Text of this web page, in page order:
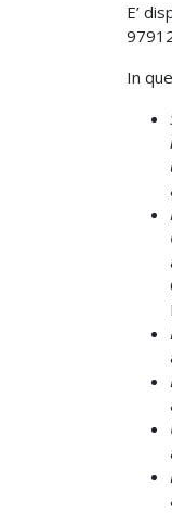
E’
In